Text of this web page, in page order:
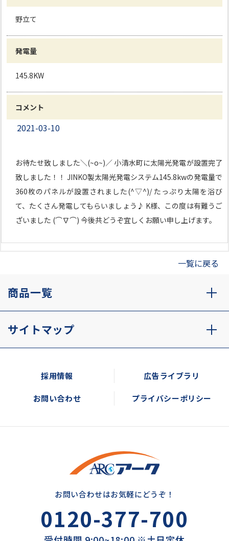
野立て
発電量
145.8KW
コメント
2021-03-10
お待たせ致しました＼(~o~)／ 小清水町に太陽光発電が設置完了
致しました！！ JINKO製太陽光発電システム145.8kwの発電量で
360枚のパネルが設置されました(^▽^)/ たっぷり太陽を浴び
て、たくさん発電してもらいましょう♪ K様、この度は有難うご
ざいました (⌒∇⌒) 今後共どうぞ宜しくお願い申し上げます。
一覧に戻る
商品一覧
サイトマップ
採用情報 広告ライブラリ
お問い合わせ プライバシーポリシー
お問い合わせはお気軽にどうぞ！
0120-377-700